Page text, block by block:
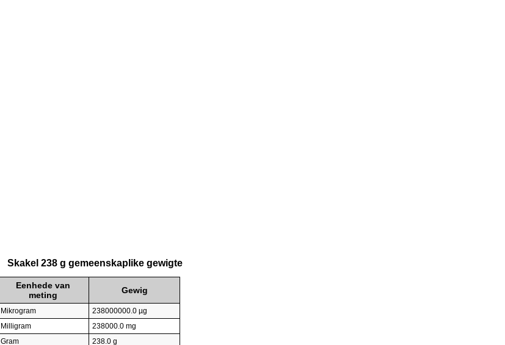
Skakel 238 g gemeenskaplike gewigte
Eenhede van
meting
Gewig
Mikrogram
238000000.0 µg
Milligram
238000.0 mg
Gram
238.0 g